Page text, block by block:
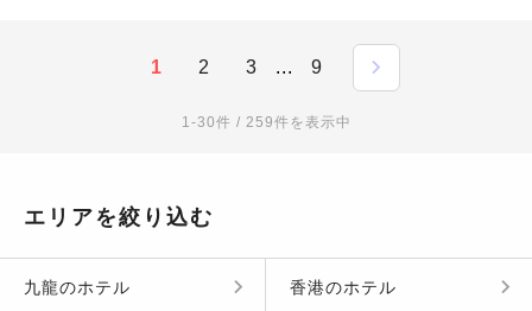
1 2 3 ... 9
1-30件 / 259件を表示中
エリアを絞り込む
九龍のホテル 香港のホテル